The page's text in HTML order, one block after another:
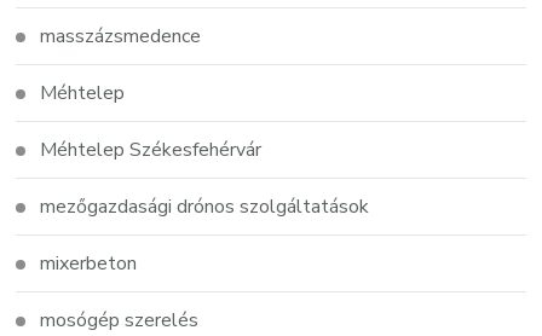
masszázsmedence
Méhtelep
Méhtelep Székesfehérvár
mezőgazdasági drónos szolgáltatások
mixerbeton
mosógép szerelés